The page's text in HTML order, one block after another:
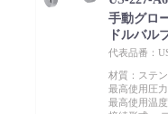
手動グロ
ドルバル
代表品番：
材質：ステ
最高使用圧
最高使用温